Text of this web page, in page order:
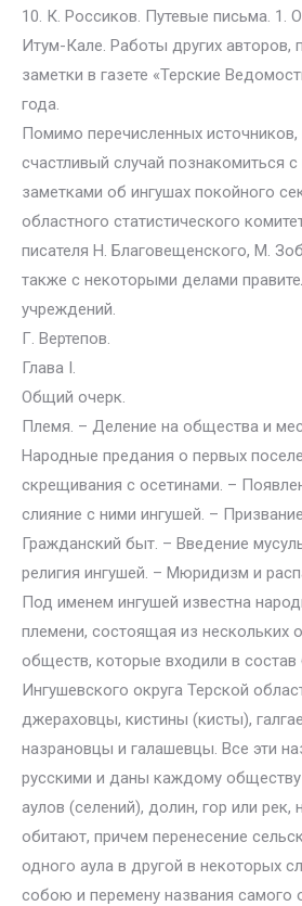
10. К. Россиков. Путевые письма. 1.
Итум-Кале. Работы других авторов,
заметки в газете «Терские
года.
Помимо перечисленных
счастливый случай познакомиться
заметками об ингушах покойного
областного статистического
писателя Н. Благовещенского, М.
также с некоторыми делами
учреждений.
Г. Вертепов.
Глава I.
Общий очерк.
Племя. – Деление на общества и
Народные предания о первых
скрещивания с осетинами. –
слияние с ними ингушей. –
Гражданский быт. – Введение
религия ингушей. – Мюридизм и
Под именем ингушей известна
племени, состоящая из нескольких
обществ, которые входили в
Ингушевского округа Терской
джераховцы, кистины (кисты),
назрановцы и галашевцы. Все эти
русскими и даны каждому
аулов (селений), долин, гор или рек,
обитают, причем перенесение
одного аула в другой в некоторых
собою и перемену названия самого